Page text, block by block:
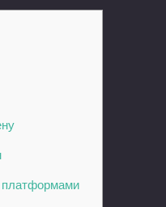
платформами